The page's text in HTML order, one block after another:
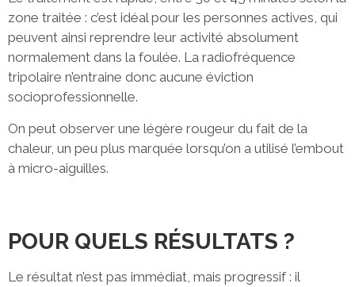
zone traitée : c’est idéal pour les personnes actives, qui
peuvent ainsi reprendre leur activité absolument
normalement dans la foulée. La radiofréquence
tripolaire n’entraine donc aucune éviction
socioprofessionnelle.
On peut observer une légère rougeur du fait de la
chaleur, un peu plus marquée lorsqu’on a utilisé l’embout
à micro-aiguilles.
POUR QUELS RÉSULTATS ?
Le résultat n’est pas immédiat, mais progressif : il